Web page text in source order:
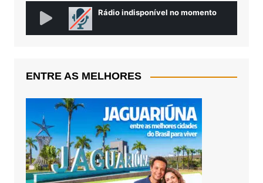
ENTRE AS MELHORES